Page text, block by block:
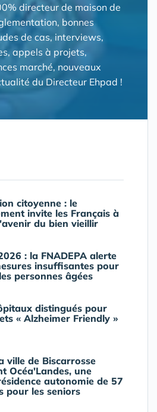
directeur de maison de
bonnes
de cas, interviews,
appels à projets,
marché, nouveaux
du Directeur Ehpad !
citoyenne : le
invite les Français à
du bien vieillir
: la FNADEPA alerte
insuffisantes pour
personnes âgées
distingués pour
« Alzheimer Friendly »
ville de Biscarrosse
Océa'Landes, une
autonomie de 57
pour les seniors